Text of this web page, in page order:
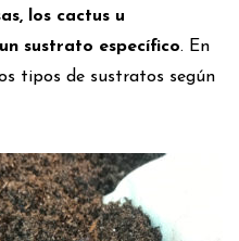
los cactus u
sustrato específico. En
tipos de sustratos según